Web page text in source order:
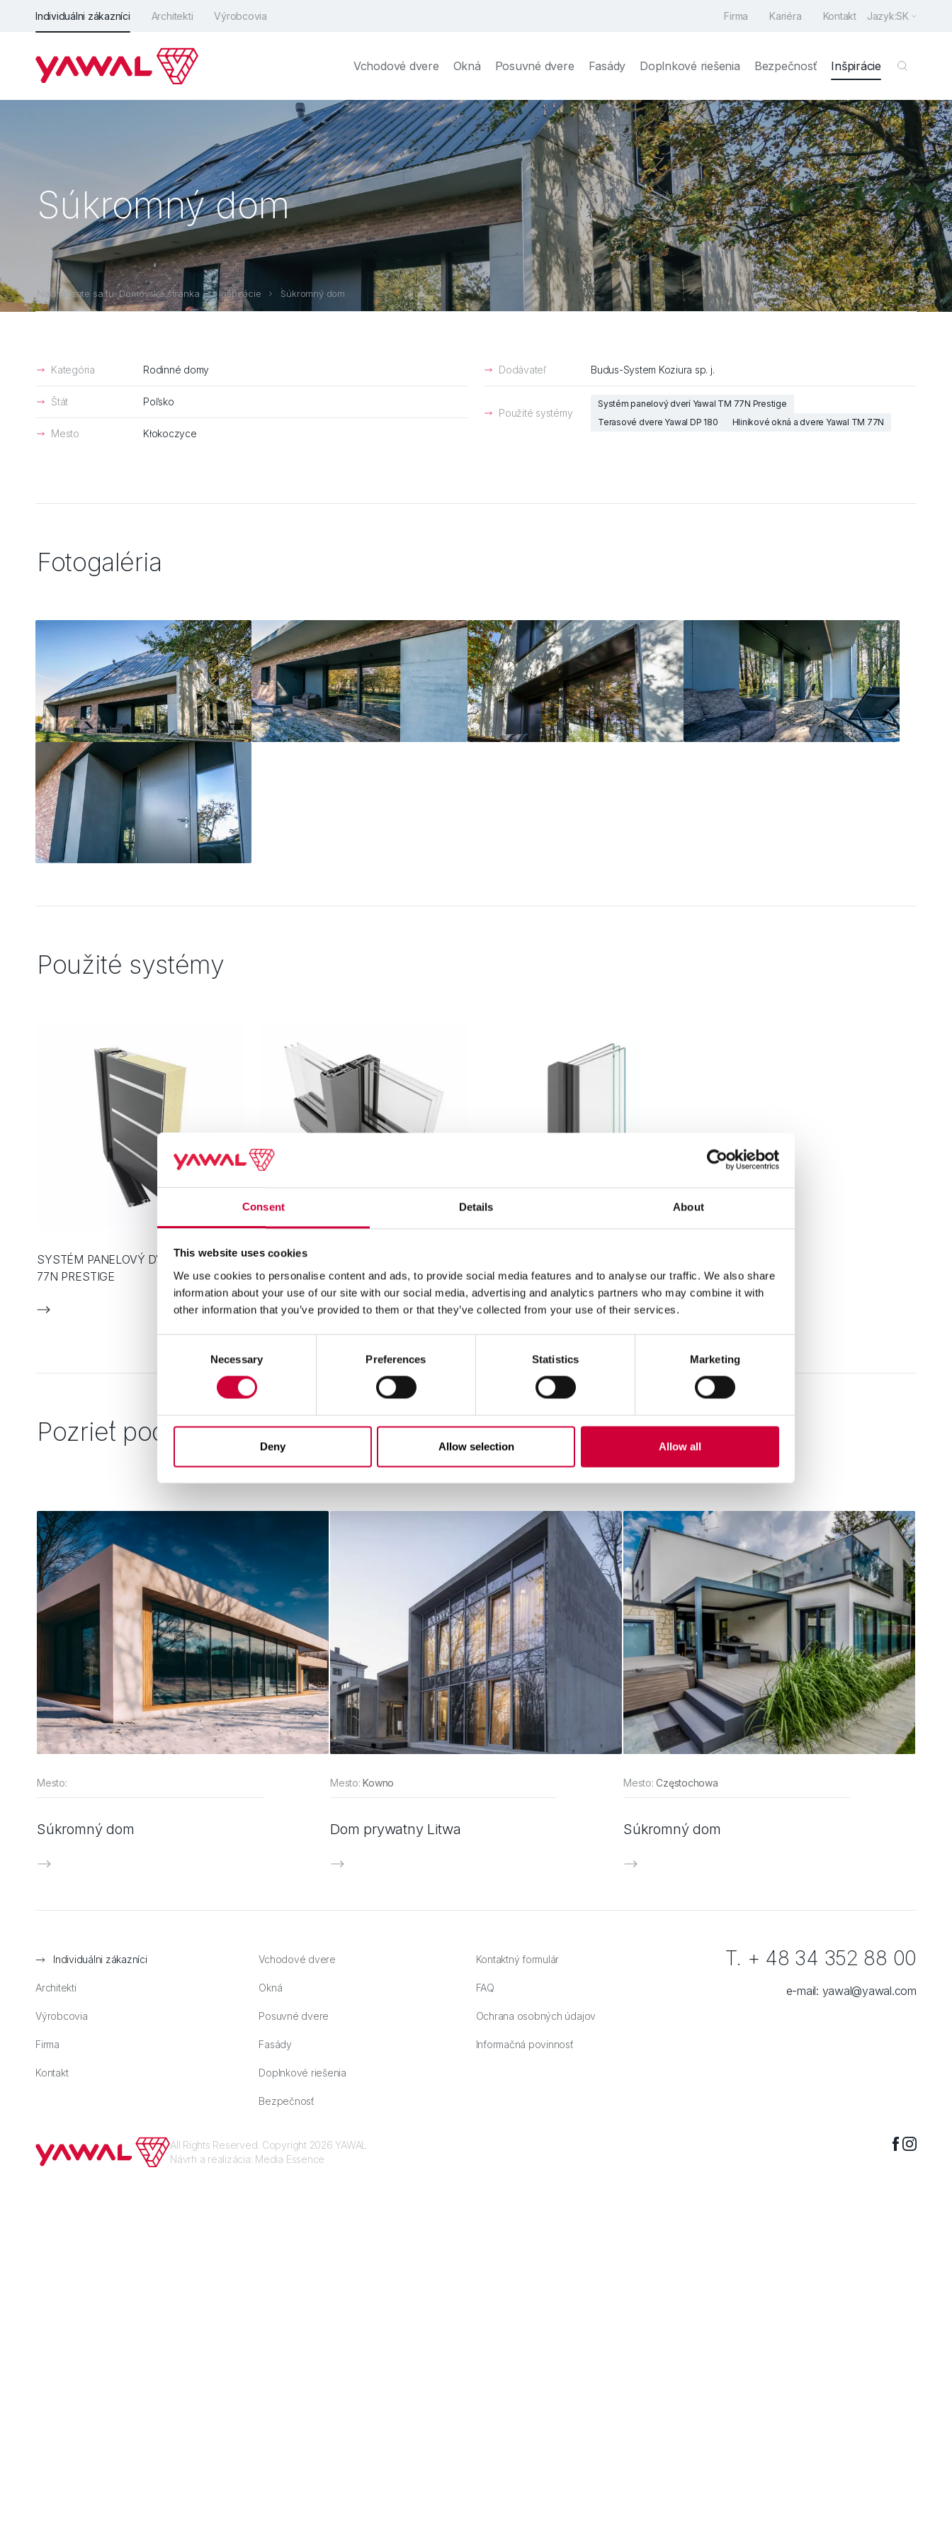
Consent Details About
This website uses cookies
We use cookies to personalise content and ads, to provide social media features and to analyse our traffic. We also share
information about your use of our site with our social media, advertising and analytics partners who may combine it with
other information that you’ve provided to them or that they’ve collected from your use of their services.
Necessary Preferences Statistics Marketing
Deny Allow selection Allow all
Individuálni zákazníci Architekti Výrobcovia Firma Kariéra Kontakt Jazyk:SK
Vchodové dvere Okná Posuvné dvere Fasády Doplnkové riešenia Bezpečnosť Inšpirácie
Súkromný dom
Nachádzate sa tu: Domovská stránka Inšpirácie Súkromný dom
Kategória Rodinné domy
Štát Poľsko
Mesto Kłokoczyce
Dodávateľ Budus-System Koziura sp. j.
Použité systémy
Systém panelový dverí Yawal TM 77N Prestige
Terasové dvere Yawal DP 180
Hliníkové okná a dvere Yawal TM 77N
Fotogaléria
Použité systémy
SYSTÉM PANELOVÝ DVERÍ YAWAL TM
77N PRESTIGE
TERASOVÉ DVERE YAWAL DP 180
77N
Pozrieť podobné
Mesto:
Súkromný dom
Mesto: Kowno
Dom prywatny Litwa
Mesto:Częstochowa
Súkromný dom
Individuálni zákazníci
Architekti
Výrobcovia
Firma
Kontakt
Vchodové dvere
Okná
Posuvné dvere
Fasády
Doplnkové riešenia
Bezpečnosť
Kontaktný formulár
FAQ
Ochrana osobných údajov
Informačná povinnosť
T. + 48 34 352 88 00
e-mail: yawal@yawal.com
All Rights Reserved. Copyright 2026 YAWAL
Návrh a realizácia: Media Essence